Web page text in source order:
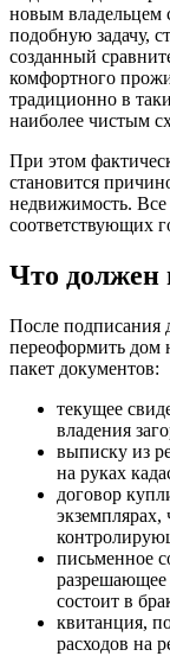
новым владельцем
подобную задачу,
созданный
комфортного
традиционно в
наиболее чистым
При этом
становится
недвижимость.
соответствующих
Что должен
После подписания
переоформить дом
пакет документов:
текущее
владения
выписку из
на руках
договор
письменное
разрешающее
состоит в
квитанция,
расходов на